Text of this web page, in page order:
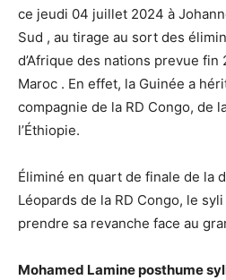
ce jeudi 04 juillet 2024 à
Sud , au tirage au sort des
d’Afrique des nations prevue
Maroc . En effet, la Guinée a
compagnie de la RD Congo, de
l’Éthiopie.
Éliminé en quart de finale de la
Léopards de la RD Congo, le
prendre sa revanche face au
Mohamed Lamine posthume